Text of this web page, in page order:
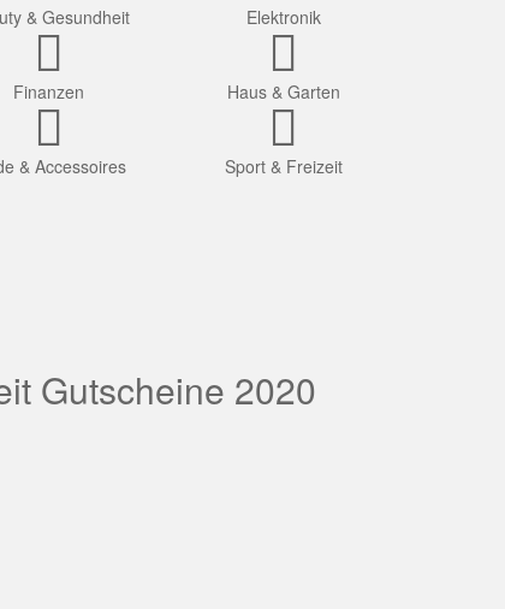
& Gesundheit Elektronik
Finanzen Haus & Garten
& Accessoires Sport & Freizeit
Gutscheine 2020